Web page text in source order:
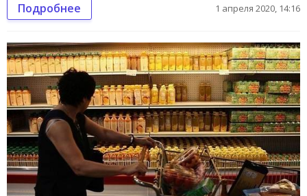
Подробнее 1 апреля 2020, 14:16